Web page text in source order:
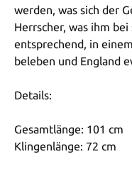
werden, was sich der
Herrscher, was ihm
entsprechend, in
beleben und England
Details:
Gesamtlänge: 101 cm
Klingenlänge: 72 cm